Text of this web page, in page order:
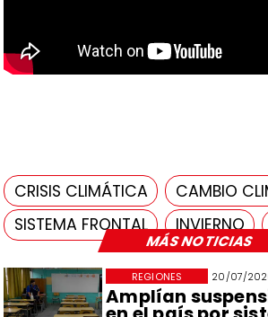
MÁS NOTICIAS
20/07/
Amplían
REGIONES
CRISIS CLIMÁTICA
CAMBIO
SISTEMA FRONTAL
INVIERNO